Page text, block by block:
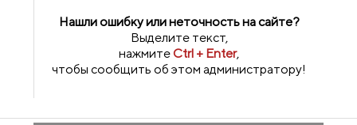
Нашли ошибку или неточность на сайте?
Выделите текст,
нажмитеCtrl + Enter,
чтобы сообщить об этом администратору!